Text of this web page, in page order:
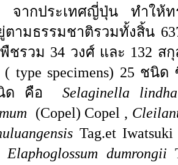
จากประเทศญี่ปุ่น ทำให้ท
ตามธรรมชาติรวมทั้งสิ้น
ชรวม 34 วงศ์ และ 132 ส
( type specimens) 25 ชนิด
ด คือ
Selaginella
(Copel) Copel ,
Tag.et
Elaphoglossum dumrongii